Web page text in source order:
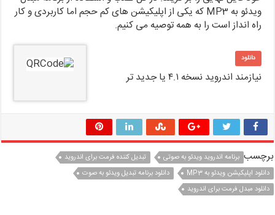
ویدئو به MP3 که یکی از اپلیکیشن های کم حجم اما کاربردی و کار
راه انداز است را به همه توصیه می کنیم.
دانلود
نیازمند اندروید نسخه ۴.۱ یا جدید تر
برچسب برنامه اندروید ویدئو به صوتی
تبدیل کننده فرمت برای اندروید
دانلود اپلیکیشن ویدئو به MP3
دانلود برنامه تبدیل ویدئو به صوت
دانلود مبدل فرمت برای اندروید